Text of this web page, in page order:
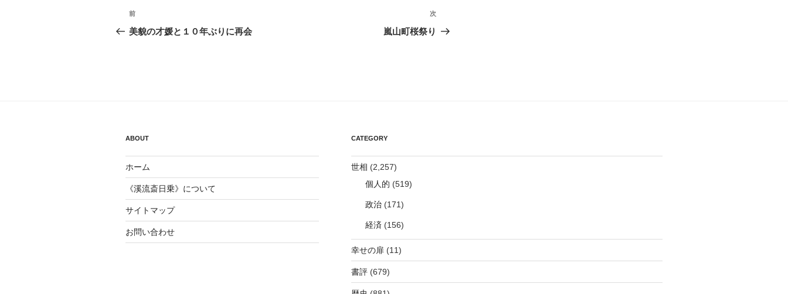
投
稿
シ
ョ
ン
前
の
前
美貌の才媛と１０年ぶりに再会
次
の
次
嵐山町桜祭り
ABOUT
ホーム
《溪流斎日乗》について
サイトマップ
お問い合わせ
CATEGORY
世相 (2,257)
個人的 (519)
政治(171)
経済(156)
幸せの扉(11)
書評(679)